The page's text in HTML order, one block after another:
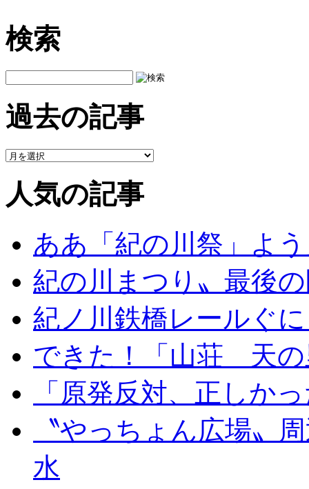
検索
過去の記事
人気の記事
ああ「紀の川祭」よ
紀の川まつり〟最後
紀ノ川鉄橋レールぐ
できた！「山荘 天の
「原発反対、正しか
〝やっちょん広場〟
水